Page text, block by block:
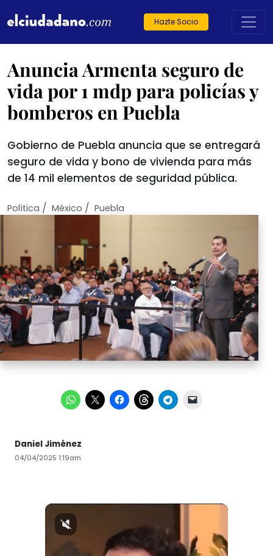
Hazte Socio
Anuncia Armenta seguro de
vida por 1 mdp para policías y
bomberos en Puebla
Gobierno de Puebla anuncia que se entregará
seguro de vida y bono de vivienda para más
de 14 mil elementos de seguridad pública.
Política / México / Puebla
Daniel Jiménez
04/04/2025 1:19am